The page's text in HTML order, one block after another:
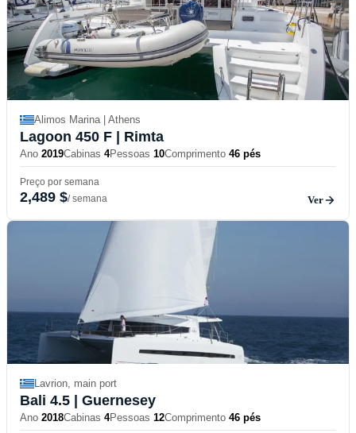
Alimos Marina | Athens
Lagoon 450 F | Rimta
Ano 2019Cabinas 4Pessoas 10Comprimento 46 pés
Preço por semana
2,489 $/ semana Ver
Lavrion, main port
Bali 4.5 | Guernesey
Ano 2018Cabinas 4Pessoas 12Comprimento 46 pés